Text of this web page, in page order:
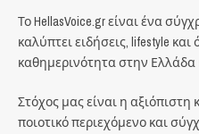
Το HellasVoice.gr είναι ένα
καλύπτει ειδήσεις, lifestyle
καθημερινότητα στην Ελλάδα
Στόχος μας είναι η
ποιοτικό περιεχόμενο και